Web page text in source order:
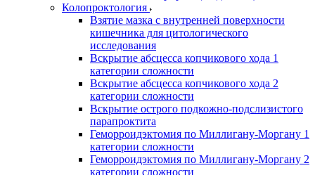
Колопроктология
Взятие мазка с внутренней поверхности
кишечника для цитологического
исследования
Вскрытие абсцесса копчикового хода 1
категории сложности
Вскрытие абсцесса копчикового хода 2
категории сложности
Вскрытие острого подкожно-подслизистого
парапроктита
Геморроидэктомия по Миллигану-Моргану 1
категории сложности
Геморроидэктомия по Миллигану-Моргану 2
категории сложности